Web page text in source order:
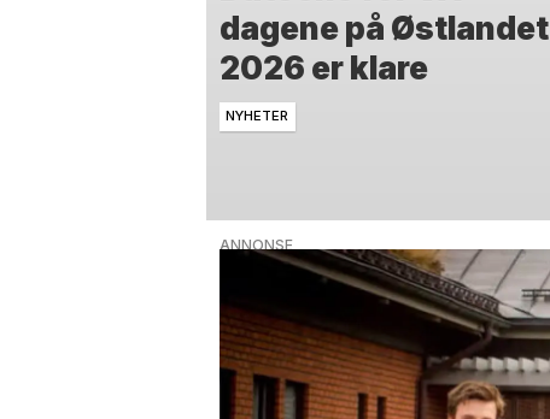
dagene på Østlandet
2026 er klare
NYHETER
ANNONSE